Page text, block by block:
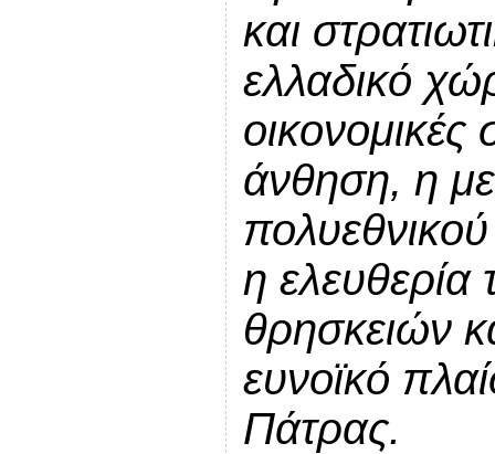
και
ελλαδικό
οικονομικές
άνθηση, η
η ελευθερία
θρησκειών
ευνοϊκό
Πάτρας.